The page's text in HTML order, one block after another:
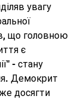
увагу
що головною
є
- стану
Демокрит
досягти